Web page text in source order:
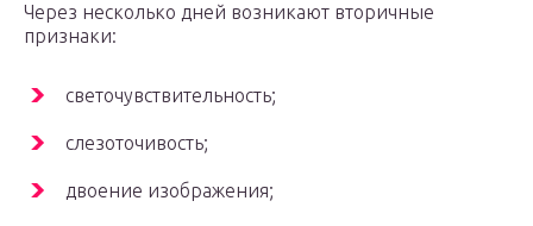
Через несколько дней возникают вторичные
признаки:
светочувствительность;
слезоточивость;
двоение изображения;